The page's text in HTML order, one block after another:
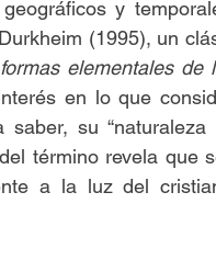
y
(1995), un
elementales de
en lo que
saber, su
término revela que
a la luz del